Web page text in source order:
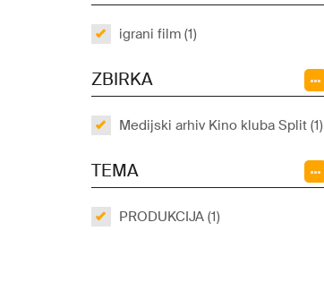
igrani film (1)
ZBIRKA
Medijski arhiv Kino kluba Split (1)
TEMA
PRODUKCIJA (1)